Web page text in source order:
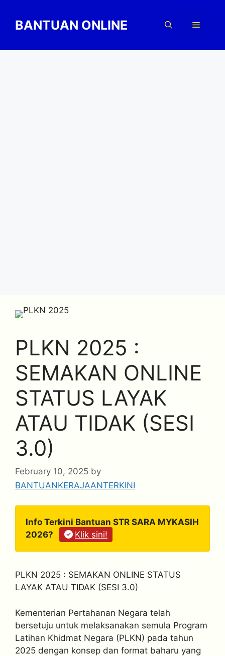
contentBANTUAN ONLINE Menu
PLKN 2025 :
SEMAKAN ONLINE
STATUS LAYAK
ATAU TIDAK (SESI
3.0)
February 10, 2025 by
BANTUANKERAJAANTERKINI
Info Terkini Bantuan STR SARA MYKASIH
2026?
Klik sini!
PLKN 2025 : SEMAKAN ONLINE STATUS
LAYAK ATAU TIDAK (SESI 3.0)
Kementerian Pertahanan Negara telah
bersetuju untuk melaksanakan semula Program
Latihan Khidmat Negara (PLKN) pada tahun
2025 dengan konsep dan format baharu yang